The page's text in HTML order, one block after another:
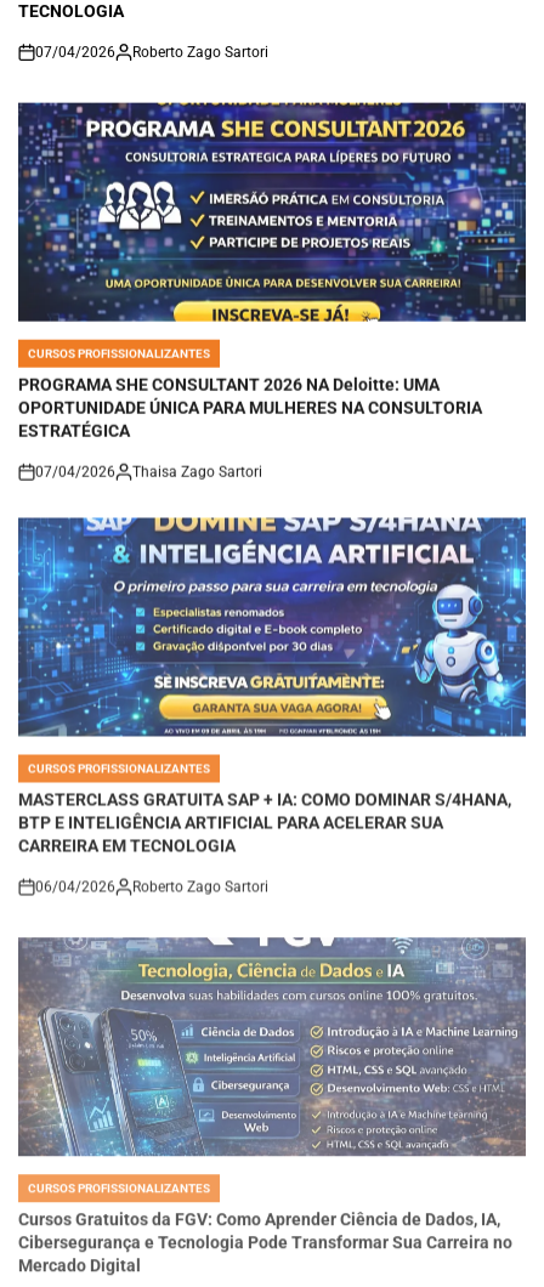
TECNOLOGIA
on
07/04/2026 Roberto Zago Sartori
POSTED
IN
CURSOS PROFISSIONALIZANTES
PROGRAMA SHE CONSULTANT 2026 NA Deloitte: UMA
OPORTUNIDADE ÚNICA PARA MULHERES NA CONSULTORIA
ESTRATÉGICA
on
INMASTERCLASS GRATUITA SAP + IA: COMO DOMINAR S/4HANA,
BTP E INTELIGÊNCIA ARTIFICIAL PARA ACELERAR SUA
CARREIRA EM TECNOLOGIA
POSTED
IN
CURSOS PROFISSIONALIZANTES
Cursos Gratuitos da FGV: Como Aprender Ciência de Dados, IA,
Cibersegurança e Tecnologia Pode Transformar Sua Carreira no
Mercado Digital
on
06/04/2026 Roberto Zago Sartori